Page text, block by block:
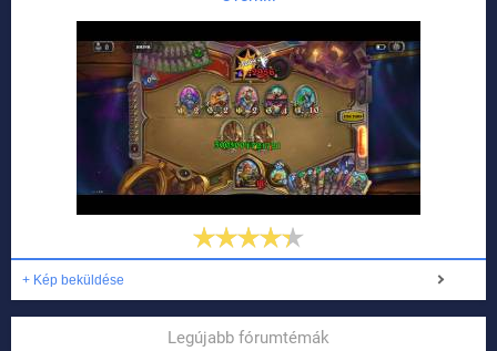
+ Kép beküldése
Legújabb fórumtémák